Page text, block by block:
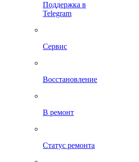
Поддержка в
Telegram
Сервис
Восстановление
В ремонт
Статус ремонта